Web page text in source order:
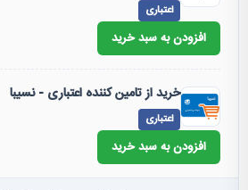
اعتباری
افزودن به سبد خرید
خرید از تامین کننده اعتباری - نسیبا
اعتباری
افزودن به سبد خرید